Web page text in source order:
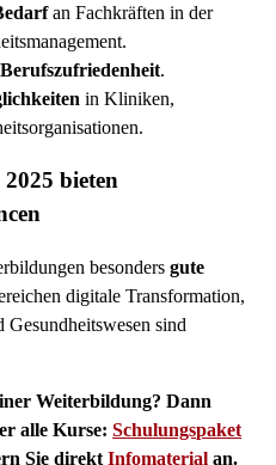
an Fachkräften in der
Berufszufriedenheit.
in Kliniken,
bieten
besondersgute
digitale Transformation,
sind
Weiterbildung? Dann
alle Kurse:Schulungspaket
Sie direktInfomaterial an.